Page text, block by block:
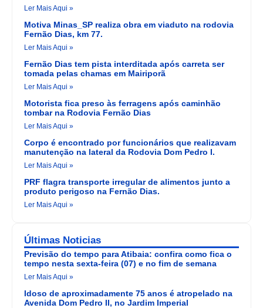
Ler Mais Aqui »
Motiva Minas_SP realiza obra em viaduto na rodovia
Fernão Dias, km 77.
Ler Mais Aqui »
Fernão Dias tem pista interditada após carreta ser
tomada pelas chamas em Mairiporã
Ler Mais Aqui »
Motorista fica preso às ferragens após caminhão
tombar na Rodovia Fernão Dias
Ler Mais Aqui »
Corpo é encontrado por funcionários que realizavam
manutenção na lateral da Rodovia Dom Pedro I.
Ler Mais Aqui »
PRF flagra transporte irregular de alimentos junto a
produto perigoso na Fernão Dias.
Ler Mais Aqui »
Últimas Noticias
Previsão do tempo para Atibaia: confira como fica o
tempo nesta sexta-feira (07) e no fim de semana
Ler Mais Aqui »
Idoso de aproximadamente 75 anos é atropelado na
Avenida Dom Pedro II, no Jardim Imperial